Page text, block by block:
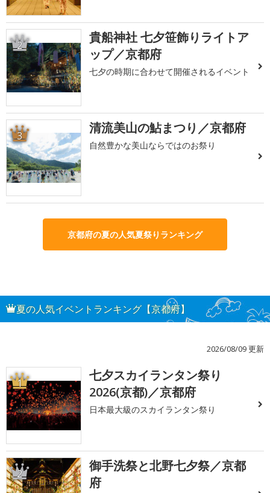
2
貴船神社 七夕笹飾りライトア
ップ／京都府
七夕の時期に合わせて開催されるイベント
3 清流美山の鮎まつり／京都府
自然豊かな美山ならではのお祭り
京都府の夏の人気夏祭りランキング
夏の人気イベントランキング【京都府】
2026/08/09 更新
1
七夕スカイランタン祭り
2026(京都)／京都府
日本最大級のスカイランタン祭り
2
御手洗祭と北野七夕祭／京都
府